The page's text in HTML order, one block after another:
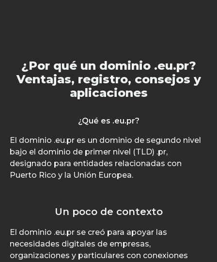
¿Por qué un dominio .eu.pr?
Ventajas, registro, consejos y
aplicaciones
¿Qué es .eu.pr?
El dominio .eu.pr es un dominio de segundo nivel
bajo el dominio de primer nivel (TLD) .pr,
designado para entidades relacionadas con
Puerto Rico y la Unión Europea.
Un poco de contexto
El dominio .eu.pr se creó para apoyar las
necesidades digitales de empresas,
organizaciones y particulares con conexiones